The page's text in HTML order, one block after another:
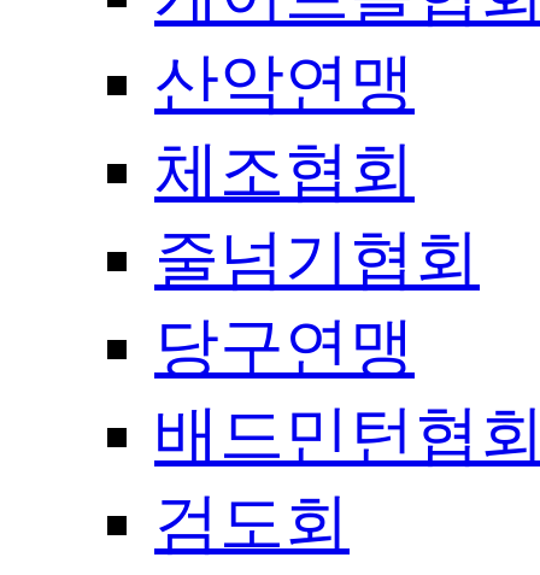
산악연맹
체조협회
줄넘기협회
당구연맹
배드민턴협
검도회